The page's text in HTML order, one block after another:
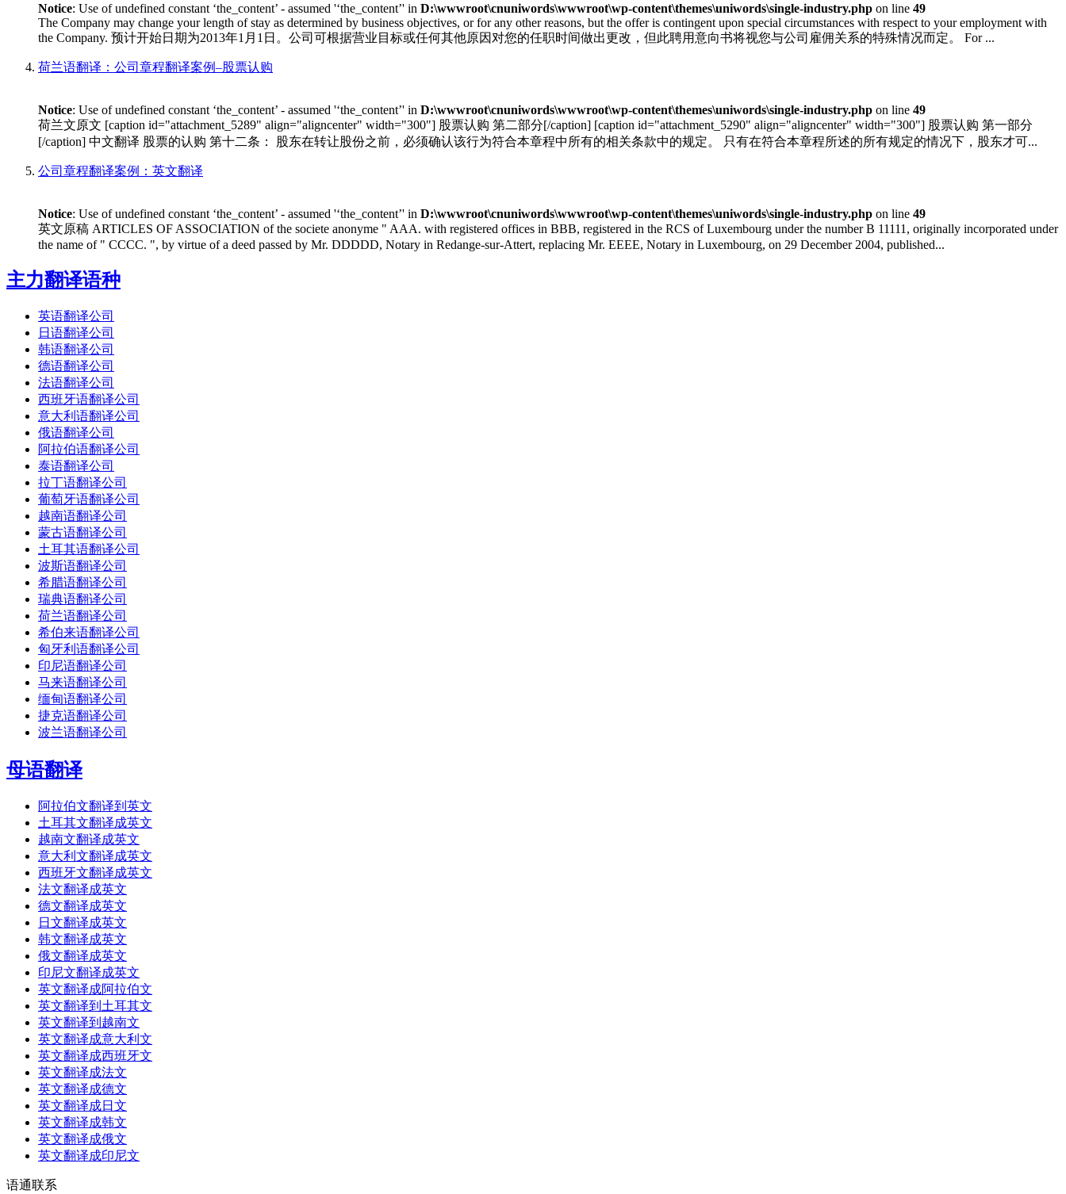
Notice: Use of undefined constant ‘the_content’ - assumed '‘the_content’' in D:\wwwroot\cnuniwords\wwwroot\wp-content\themes\uniwords\single-industry.php on line 49
The Company may change your length of stay as determined by business objectives, or for any other reasons, but the offer is contingent upon special circumstances with respect to your employment with
the Company. 预计开始日期为2013年1月1日。公司可根据营业目标或任何其他原因对您的任职时间做出更改，但此聘用意向书将视您与公司雇佣关系的特殊情况而定。 For ...
荷兰语翻译：公司章程翻译案例–股票认购
Notice: Use of undefined constant ‘the_content’ - assumed '‘the_content’' in D:\wwwroot\cnuniwords\wwwroot\wp-content\themes\uniwords\single-industry.php on line 49
荷兰文原文 [caption id="attachment_5289" align="aligncenter" width="300"] 股票认购 第二部分[/caption] [caption id="attachment_5290" align="aligncenter" width="300"] 股票认购 第一部分
[/caption] 中文翻译 股票的认购 第十二条： 股东在转让股份之前，必须确认该行为符合本章程中所有的相关条款中的规定。 只有在符合本章程所述的所有规定的情况下，股东才可...
公司章程翻译案例：英文翻译
Notice: Use of undefined constant ‘the_content’ - assumed '‘the_content’' in D:\wwwroot\cnuniwords\wwwroot\wp-content\themes\uniwords\single-industry.php on line 49
英文原稿 ARTICLES OF ASSOCIATION of the societe anonyme " AAA. with registered offices in BBB, registered in the RCS of Luxembourg under the number B 11111, originally incorporated under
the name of " CCCC. ", by virtue of a deed passed by Mr. DDDDD, Notary in Redange-sur-Attert, replacing Mr. EEEE, Notary in Luxembourg, on 29 December 2004, published...
主力翻译语种
英语翻译公司
日语翻译公司
韩语翻译公司
德语翻译公司
法语翻译公司
西班牙语翻译公司
意大利语翻译公司
俄语翻译公司
阿拉伯语翻译公司
泰语翻译公司
拉丁语翻译公司
葡萄牙语翻译公司
越南语翻译公司
蒙古语翻译公司
土耳其语翻译公司
波斯语翻译公司
希腊语翻译公司
瑞典语翻译公司
荷兰语翻译公司
希伯来语翻译公司
匈牙利语翻译公司
印尼语翻译公司
马来语翻译公司
缅甸语翻译公司
捷克语翻译公司
波兰语翻译公司
母语翻译
阿拉伯文翻译到英文
土耳其文翻译成英文
越南文翻译成英文
意大利文翻译成英文
西班牙文翻译成英文
法文翻译成英文
德文翻译成英文
日文翻译成英文
韩文翻译成英文
俄文翻译成英文
印尼文翻译成英文
英文翻译成阿拉伯文
英文翻译到土耳其文
英文翻译到越南文
英文翻译成意大利文
英文翻译成西班牙文
英文翻译成法文
英文翻译成德文
英文翻译成日文
英文翻译成韩文
英文翻译成俄文
英文翻译成印尼文
语通联系